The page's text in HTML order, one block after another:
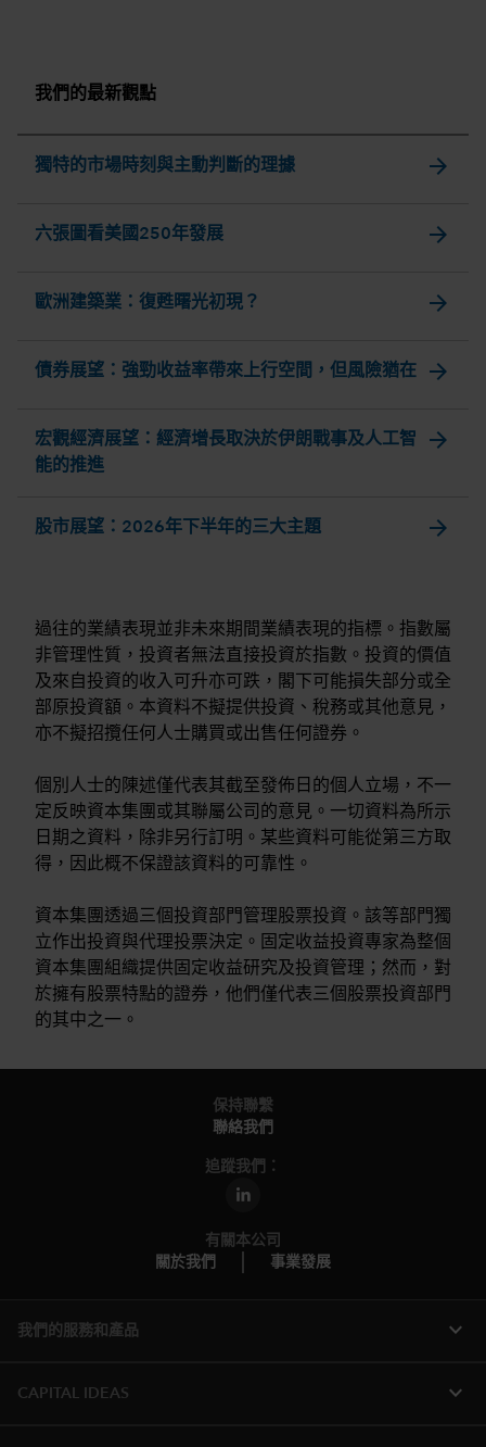
我們的最新觀點
獨特的市場時刻與主動判斷的理據 arrow_forward
六張圖看美國250年發展 arrow_forward
歐洲建築業：復甦曙光初現？ arrow_forward
債券展望：強勁收益率帶來上行空間，但風險猶在 arrow_forward
宏觀經濟展望：經濟增長取決於伊朗戰事及人工智
能的推進
arrow_forward
股市展望：2026年下半年的三大主題 arrow_forward
過往的業績表現並非未來期間業績表現的指標。指數屬
非管理性質，投資者無法直接投資於指數。投資的價值
及來自投資的收入可升亦可跌，閣下可能損失部分或全
部原投資額。本資料不擬提供投資、稅務或其他意見，
亦不擬招攬任何人士購買或出售任何證券。
個別人士的陳述僅代表其截至發佈日的個人立場，不一
定反映資本集團或其聯屬公司的意見。一切資料為所示
日期之資料，除非另行訂明。某些資料可能從第三方取
得，因此概不保證該資料的可靠性。
資本集團透過三個投資部門管理股票投資。該等部門獨
立作出投資與代理投票決定。固定收益投資專家為整個
資本集團組織提供固定收益研究及投資管理；然而，對
於擁有股票特點的證券，他們僅代表三個股票投資部門
的其中之一。
保持聯繫
聯絡我們
追蹤我們：
有關本公司
關於我們
事業發展
我們的服務和產品 expand_more
CAPITAL IDEAS expand_more